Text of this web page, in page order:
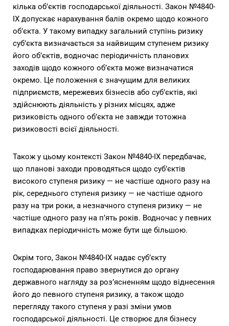
кілька об’єктів господарської діяльності. Закон №4840-
IX допускає нарахування балів окремо щодо кожного
об’єкта. У такому випадку загальний ступінь ризику
суб’єкта визначається за найвищим ступенем ризику
його об’єктів, водночас періодичність планових
заходів щодо кожного об’єкта може визначатися
окремо. Це положення є значущим для великих
підприємств, мережевих бізнесів або суб’єктів, які
здійснюють діяльність у різних місцях, адже
ризиковість одного об’єкта не завжди тотожна
ризиковості всієї діяльності.
Також у цьому контексті Закон №4840-IX передбачає,
що планові заходи проводяться щодо суб’єктів
високого ступеня ризику — не частіше одного разу на
рік, середнього ступеня ризику — не частіше одного
разу на три роки, а незначного ступеня ризику — не
частіше одного разу на п’ять років. Водночас у певних
випадках періодичність може бути ще більшою.
Окрім того, Закон №4840-IX надає суб’єкту
господарювання право звернутися до органу
державного нагляду за роз’ясненням щодо віднесення
його до певного ступеня ризику, а також щодо
перегляду такого ступеня у разі зміни умов
господарської діяльності. Це створює для бізнесу